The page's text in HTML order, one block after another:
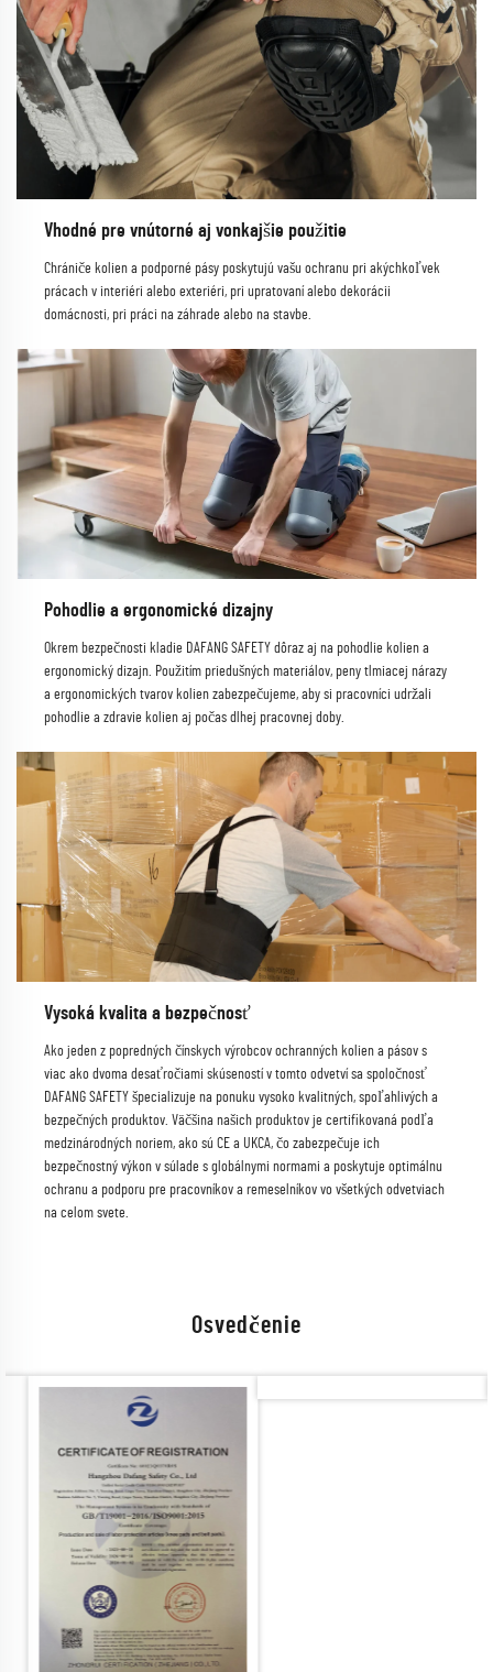
Vhodné pre vnútorné aj vonkajšie použitie
Chrániče kolien a podporné pásy poskytujú vašu ochranu pri akýchkoľvek
prácach v interiéri alebo exteriéri, pri upratovaní alebo dekorácii
domácnosti, pri práci na záhrade alebo na stavbe.
Pohodlie a ergonomické dizajny
Okrem bezpečnosti kladie DAFANG SAFETY dôraz aj na pohodlie kolien a
ergonomický dizajn. Použitím priedušných materiálov, peny tlmiacej nárazy
a ergonomických tvarov kolien zabezpečujeme, aby si pracovníci udržali
pohodlie a zdravie kolien aj počas dlhej pracovnej doby.
Vysoká kvalita a bezpečnosť
Ako jeden z popredných čínskych výrobcov ochranných kolien a pásov s
viac ako dvoma desaťročiami skúseností v tomto odvetví sa spoločnosť
DAFANG SAFETY špecializuje na ponuku vysoko kvalitných, spoľahlivých a
bezpečných produktov. Väčšina našich produktov je certifikovaná podľa
medzinárodných noriem, ako sú CE a UKCA, čo zabezpečuje ich
bezpečnostný výkon v súlade s globálnymi normami a poskytuje optimálnu
ochranu a podporu pre pracovníkov a remeselníkov vo všetkých odvetviach
na celom svete.
Osvedčenie